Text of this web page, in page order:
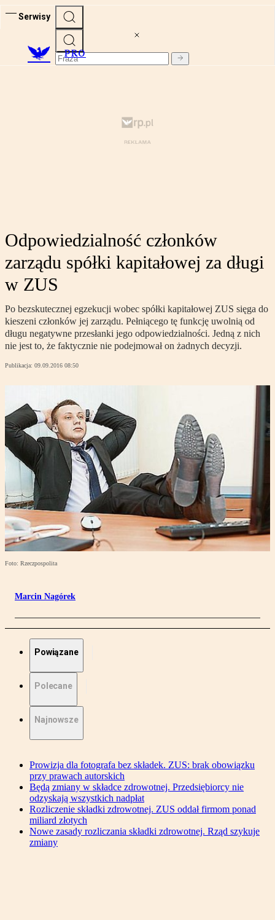
Serwisy
PRO
Odpowiedzialność członków
zarządu spółki kapitałowej za długi
w ZUS
Po bezskutecznej egzekucji wobec spółki kapitałowej ZUS sięga do
kieszeni członków jej zarządu. Pełniącego tę funkcję uwolnią od
długu negatywne przesłanki jego odpowiedzialności. Jedną z nich
nie jest to, że faktycznie nie podejmował on żadnych decyzji.
Publikacja: 09.09.2016 08:50
Foto: Rzeczpospolita
Marcin Nagórek
Powiązane
Polecane
Najnowsze
Prowizja dla fotografa bez składek. ZUS: brak obowiązku
przy prawach autorskich
Będą zmiany w składce zdrowotnej. Przedsiębiorcy nie
odzyskają wszystkich nadpłat
Rozliczenie składki zdrowotnej. ZUS oddał firmom ponad
miliard złotych
Nowe zasady rozliczania składki zdrowotnej. Rząd szykuje
zmiany